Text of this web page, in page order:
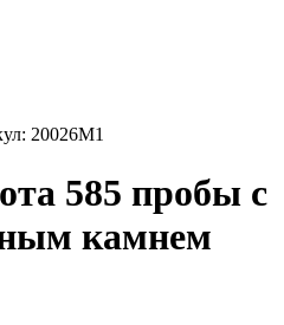
20026М1
585 пробы с
камнем